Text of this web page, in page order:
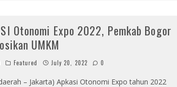
Otonomi Expo 2022, Pemkab Bogor
UMKM
Featured July 20, 2022 0
– Jakarta) Apkasi Otonomi Expo tahun 2022